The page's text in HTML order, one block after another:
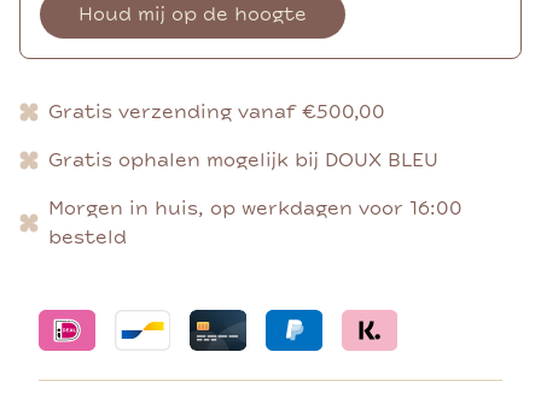
Houd mij op de hoogte
Gratis verzending vanaf €500,00
Gratis ophalen mogelijk bij DOUX BLEU
Morgen in huis, op werkdagen voor 16:00
besteld